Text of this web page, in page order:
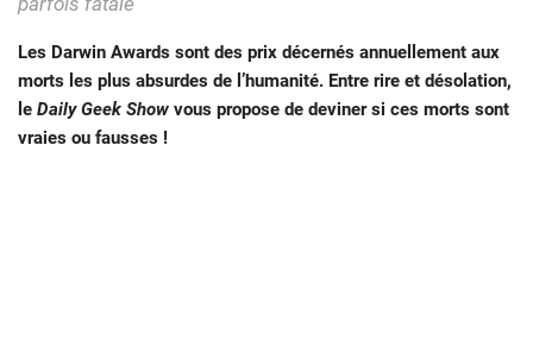
parfois fatale
Les Darwin Awards sont des prix décernés annuellement aux
morts les plus absurdes de l’humanité. Entre rire et désolation,
le Daily Geek Show vous propose de deviner si ces morts sont
vraies ou fausses !